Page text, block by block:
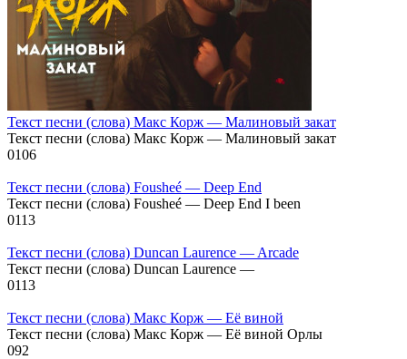
Текст песни (слова) Макс Корж — Малиновый закат
Текст песни (слова) Макс Корж — Малиновый закат
0106
Текст песни (слова) Fousheé — Deep End
Текст песни (слова) Fousheé — Deep End I been
0113
Текст песни (слова) Duncan Laurence — Arcade
Текст песни (слова) Duncan Laurence —
0113
Текст песни (слова) Макс Корж — Её виной
Текст песни (слова) Макс Корж — Её виной Орлы
092